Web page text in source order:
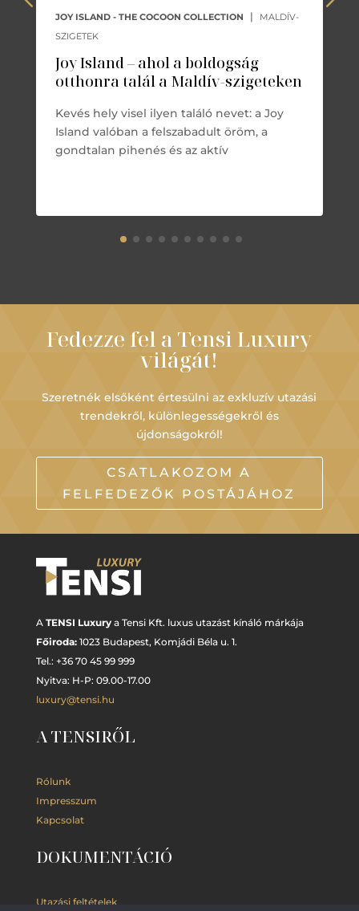
Joy Island – ahol a boldogság
otthonra talál a Maldív-szigeteken
JOY ISLAND - THE COCOON COLLECTION |
MALDÍV-
SZIGETEK
Kevés hely visel ilyen találó nevet: a Joy
Island valóban a felszabadult öröm, a
gondtalan pihenés és az aktív
Fedezze fel a Tensi Luxury
világát!
Szeretnék elsőként értesülni az exkluzív utazási
trendekről, különlegességekről és
újdonságokról!
CSATLAKOZOM A
FELFEDEZŐK POSTÁJÁHOZ
A TENSI Luxurya Tensi Kft. luxus utazást kínáló márkája
Főiroda: 1023 Budapest, Komjádi Béla u. 1.
Tel.: +36 70 45 99 999
Nyitva: H-P: 09.00-17.00
luxury@tensi.hu
A TENSIRŐL
Rólunk
Impresszum
Kapcsolat
DOKUMENTÁCIÓ
Utazási feltételek